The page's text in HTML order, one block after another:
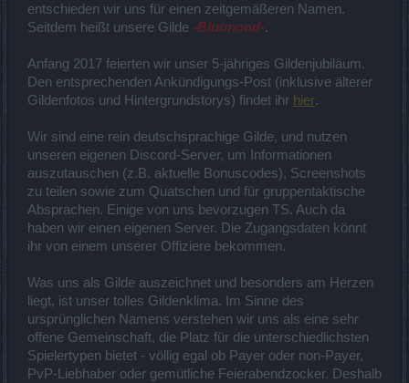
entschieden wir uns für einen zeitgemäßeren Namen.
Seitdem heißt unsere Gilde -Blutmond-.
Anfang 2017 feierten wir unser 5-jähriges Gildenjubiläum.
Den entsprechenden Ankündigungs-Post (inklusive älterer
Gildenfotos und Hintergrundstorys) findet ihr hier.
Wir sind eine rein deutschsprachige Gilde, und nutzen
unseren eigenen Discord-Server, um Informationen
auszutauschen (z.B. aktuelle Bonuscodes), Screenshots
zu teilen sowie zum Quatschen und für gruppentaktische
Absprachen. Einige von uns bevorzugen TS. Auch da
haben wir einen eigenen Server. Die Zugangsdaten könnt
ihr von einem unserer Offiziere bekommen.
Was uns als Gilde auszeichnet und besonders am Herzen
liegt, ist unser tolles Gildenklima. Im Sinne des
ursprünglichen Namens verstehen wir uns als eine sehr
offene Gemeinschaft, die Platz für die unterschiedlichsten
Spielertypen bietet - völlig egal ob Payer oder non-Payer,
PvP-Liebhaber oder gemütliche Feierabendzocker. Deshalb